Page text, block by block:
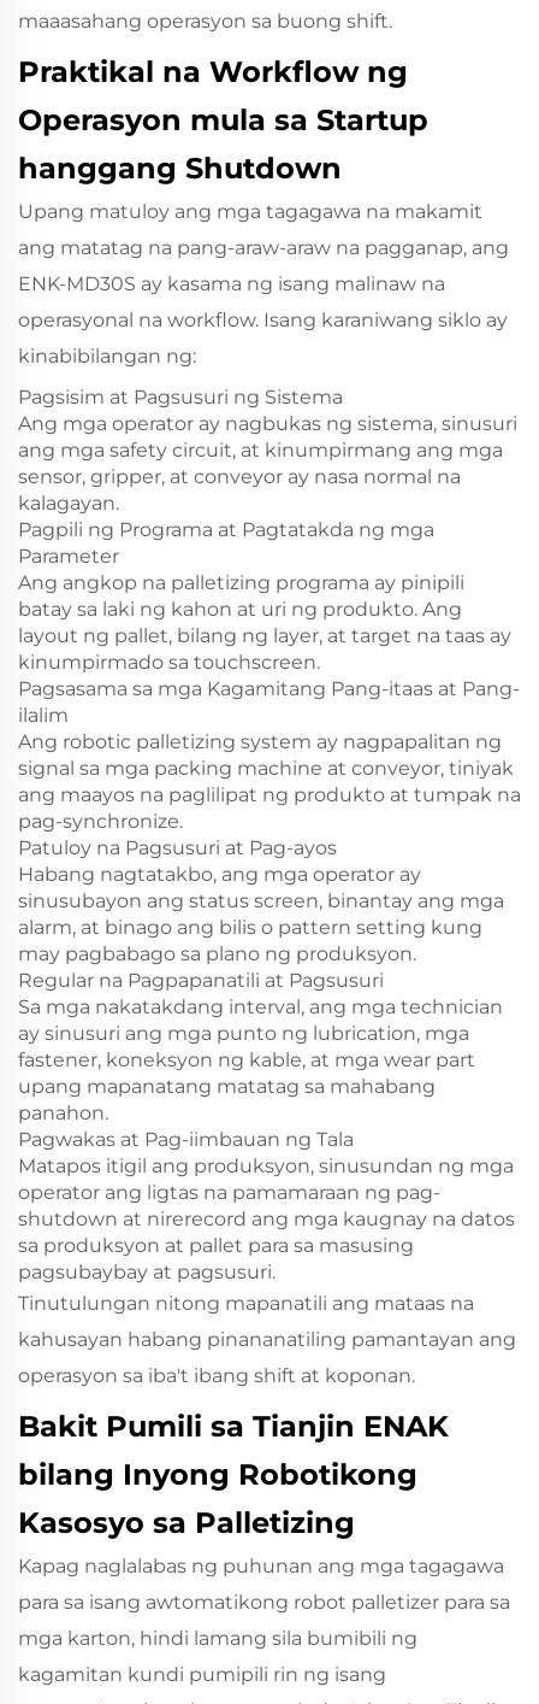
maaasahang operasyon sa buong shift.
Praktikal na Workflow ng
Operasyon mula sa Startup
hanggang Shutdown
Upang matuloy ang mga tagagawa na makamit
ang matatag na pang-araw-araw na pagganap, ang
ENK‑MD30S ay kasama ng isang malinaw na
operasyonal na workflow. Isang karaniwang siklo ay
kinabibilangan ng:
Pagsisim at Pagsusuri ng Sistema
Ang mga operator ay nagbukas ng sistema, sinusuri
ang mga safety circuit, at kinumpirmang ang mga
sensor, gripper, at conveyor ay nasa normal na
kalagayan.
Pagpili ng Programa at Pagtatakda ng mga
Parameter
Ang angkop na palletizing programa ay pinipili
batay sa laki ng kahon at uri ng produkto. Ang
layout ng pallet, bilang ng layer, at target na taas ay
kinumpirmado sa touchscreen.
Pagsasama sa mga Kagamitang Pang-itaas at Pang-
ilalim
Ang robotic palletizing system ay nagpapalitan ng
signal sa mga packing machine at conveyor, tiniyak
ang maayos na paglilipat ng produkto at tumpak na
pag-synchronize.
Patuloy na Pagsusuri at Pag-ayos
Habang nagtatakbo, ang mga operator ay
sinusubayon ang status screen, binantay ang mga
alarm, at binago ang bilis o pattern setting kung
may pagbabago sa plano ng produksyon.
Regular na Pagpapanatili at Pagsusuri
Sa mga nakatakdang interval, ang mga technician
ay sinusuri ang mga punto ng lubrication, mga
fastener, koneksyon ng kable, at mga wear part
upang mapanatang matatag sa mahabang
panahon.
Pagwakas at Pag-iimbauan ng Tala
Matapos itigil ang produksyon, sinusundan ng mga
operator ang ligtas na pamamaraan ng pag-
shutdown at nirerecord ang mga kaugnay na datos
sa produksyon at pallet para sa masusing
pagsubaybay at pagsusuri.
Tinutulungan nitong mapanatili ang mataas na
kahusayan habang pinananatiling pamantayan ang
operasyon sa iba't ibang shift at koponan.
Bakit Pumili sa Tianjin ENAK
bilang Inyong Robotikong
Kasosyo sa Palletizing
Kapag naglalabas ng puhunan ang mga tagagawa
para sa isang awtomatikong robot palletizer para sa
mga karton, hindi lamang sila bumibili ng
kagamitan kundi pumipili rin ng isang